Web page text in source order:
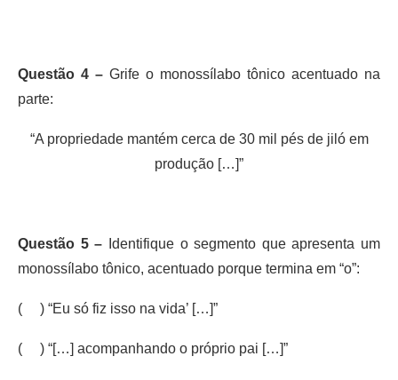
Questão 4 – Grife o monossílabo tônico acentuado na
parte:
“A propriedade mantém cerca de 30 mil pés de jiló em
produção […]”
Questão 5 – Identifique o segmento que apresenta um
monossílabo tônico, acentuado porque termina em “o”:
( ) “Eu só fiz isso na vida’ […]”
( ) “[…] acompanhando o próprio pai […]”